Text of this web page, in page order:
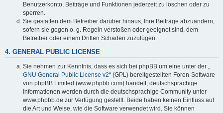
Benutzerkonto, Beiträge und Funktionen jederzeit zu löschen oder zu
sperren.
Sie gestatten dem Betreiber darüber hinaus, Ihre Beiträge abzuändern,
sofern sie gegen o. g. Regeln verstoßen oder geeignet sind, dem
Betreiber oder einem Dritten Schaden zuzufügen.
4. GENERAL PUBLIC LICENSE
Sie nehmen zur Kenntnis, dass es sich bei phpBB um eine unter der „
GNU General Public License v2“ (GPL) bereitgestellten Foren-Software
von phpBB Limited (www.phpbb.com) handelt; deutschsprachige
Informationen werden durch die deutschsprachige Community unter
www.phpbb.de zur Verfügung gestellt. Beide haben keinen Einfluss auf
die Art und Weise, wie die Software verwendet wird. Sie können